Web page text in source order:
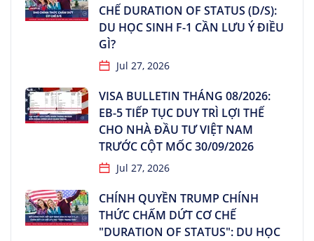
CHẾ DURATION OF STATUS (D/S):
DU HỌC SINH F-1 CẦN LƯU Ý ĐIỀU
GÌ?
Jul 27, 2026
VISA BULLETIN THÁNG 08/2026:
EB-5 TIẾP TỤC DUY TRÌ LỢI THẾ
CHO NHÀ ĐẦU TƯ VIỆT NAM
TRƯỚC CỘT MỐC 30/09/2026
Jul 27, 2026
CHÍNH QUYỀN TRUMP CHÍNH
THỨC CHẤM DỨT CƠ CHẾ
"DURATION OF STATUS": DU HỌC